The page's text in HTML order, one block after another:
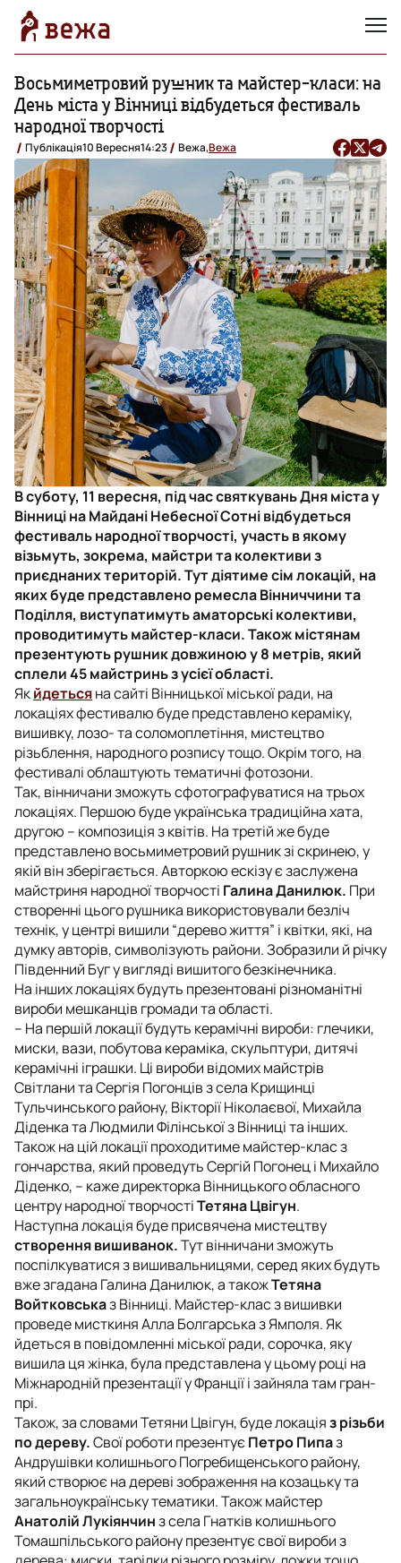
Восьмиметровий рушник та майстер-класи: на
День міста у Вінниці відбудеться фестиваль
народної творчості
Публікація10 Вересня14:23 Вежа,Вежа
В суботу, 11 вересня, під час святкувань Дня міста у
Вінниці на Майдані Небесної Сотні відбудеться
фестиваль народної творчості, участь в якому
візьмуть, зокрема, майстри та колективи з
приєднаних територій. Тут діятиме сім локацій, на
яких буде представлено ремесла Вінниччини та
Поділля, виступатимуть аматорські колективи,
проводитимуть майстер-класи. Також містянам
презентують рушник довжиною у 8 метрів, який
сплели 45 майстринь з усієї області.
Якйдетьсяна сайті Вінницької міської ради, на
локаціях фестивалю буде представлено кераміку,
вишивку, лозо- та соломоплетіння, мистецтво
різьблення, народного розпису тощо. Окрім того, на
фестивалі облаштують тематичні фотозони.
Так, вінничани зможуть сфотографуватися на трьох
локаціях. Першою буде українська традиційна хата,
другою – композиція з квітів. На третій же буде
представлено восьмиметровий рушник зі скринею, у
якій він зберігається. Авторкою ескізу є заслужена
майстриня народної творчості Галина Данилюк. При
створенні цього рушника використовували безліч
технік, у центрі вишили “дерево життя” і квітки, які, на
думку авторів, символізують райони. Зобразили й річку
Південний Буг у вигляді вишитого безкінечника.
На інших локаціях будуть презентовані різноманітні
вироби мешканців громади та області.
– На першій локації будуть керамічні вироби: глечики,
миски, вази, побутова кераміка, скульптури, дитячі
керамічні іграшки. Ці вироби відомих майстрів
Світлани та Сергія Погонців з села Крищинці
Тульчинського району, Вікторії Ніколаєвої, Михайла
Діденка та Людмили Філінської з Вінниці та інших.
Також на цій локації проходитиме майстер-клас з
гончарства, який проведуть Сергій Погонец і Михайло
Діденко, – каже директорка Вінницького обласного
центру народної творчостіТетяна Цвігун.
Наступна локація буде присвячена мистецтву
створення вишиванок.Тут вінничани зможуть
поспілкуватися з вишивальницями, серед яких будуть
вже згадана Галина Данилюк, а такожТетяна
Войтковськаз Вінниці. Майстер-клас з вишивки
проведе мисткиня Алла Болгарська з Ямполя. Як
йдеться в повідомленні міської ради, сорочка, яку
вишила ця жінка, була представлена у цьому році на
Міжнародній презентації у Франції і зайняла там гран-
прі.
Також, за словами Тетяни Цвігун, буде локаціяз різьби
по дереву.Свої роботи презентуєПетро Пипаз
Андрушівки колишнього Погребищенського району,
який створює на дереві зображення на козацьку та
загальноукраїнську тематики. Також майстер
Анатолій Лукіянчинз села Гнатків колишнього
Томашпільського району презентує свої вироби з